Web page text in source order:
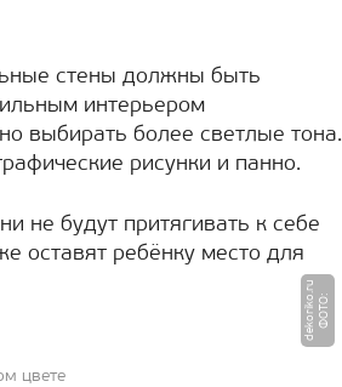
стены должны быть
интерьером
выбирать более светлые тона.
рисунки и панно.
не будут притягивать к себе
оставят ребёнку место для
Ф
О
Т
О
:
d
e
k
o
ri
k
o.
r
u
цвете